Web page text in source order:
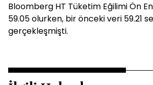
Bloomberg HT Tüketim Eğilimi Ön
59.05 olurken, bir önceki veri 59.21
gerçekleşmişti.